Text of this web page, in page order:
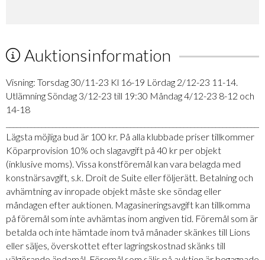
Auktionsinformation
Visning: Torsdag 30/11-23 Kl 16-19 Lördag 2/12-23 11-14.
Utlämning Söndag 3/12-23 till 19:30 Måndag 4/12-23 8-12 och
14-18
Lägsta möjliga bud är 100 kr. På alla klubbade priser tillkommer
Köparprovision 10% och slagavgift på 40 kr per objekt
(inklusive moms). Vissa konstföremål kan vara belagda med
konstnärsavgift, s.k. Droit de Suite eller följerätt. Betalning och
avhämtning av inropade objekt måste ske söndag eller
måndagen efter auktionen. Magasineringsavgift kan tillkomma
på föremål som inte avhämtas inom angiven tid. Föremål som är
betalda och inte hämtade inom två månader skänkes till Lions
eller säljes, överskottet efter lagringskostnad skänks till